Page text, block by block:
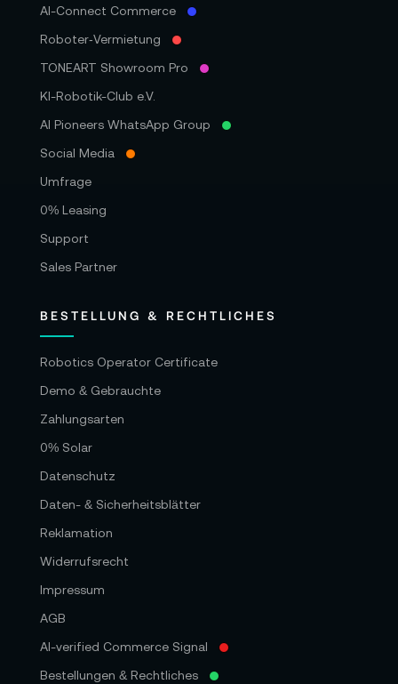
AI-Connect Commerce
Roboter‑Vermietung
TONEART Showroom Pro
KI-Robotik-Club e.V.
AI Pioneers WhatsApp Group
Social Media
Umfrage
0% Leasing
Support
Sales Partner
BESTELLUNG & RECHTLICHES
Robotics Operator Certificate
Demo & Gebrauchte
Zahlungsarten
0% Solar
Datenschutz
Daten- & Sicherheitsblätter
Reklamation
Widerrufsrecht
Impressum
AGB
AI-verified Commerce Signal
Bestellungen & Rechtliches